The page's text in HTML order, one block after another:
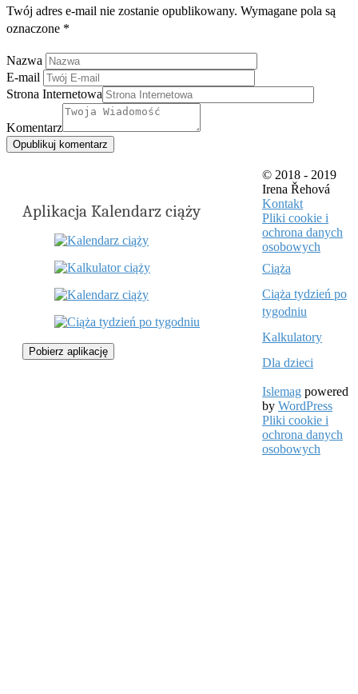
Twój adres e-mail nie zostanie opublikowany. Wymagane pola są
oznaczone *
Nazwa
E-mail
Strona Internetowa
Komentarz
Aplikacja Kalendarz ciąży
Pobierz aplikację
© 2018 - 2019
Irena Řehová
Kontakt
Pliki cookie i
ochrona danych
osobowych
Ciąża
Ciąża tydzień po
tygodniu
Kalkulatory
Dla dzieci
Islemag powered
by WordPress
Pliki cookie i
ochrona danych
osobowych